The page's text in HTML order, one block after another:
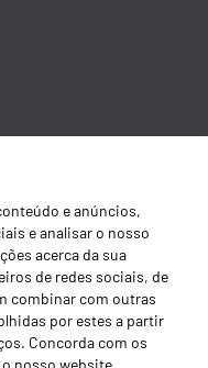
e anúncios,
e analisar o nosso
acerca da sua
de redes sociais, de
combinar com outras
por estes a partir
Concorda com os
nosso website.